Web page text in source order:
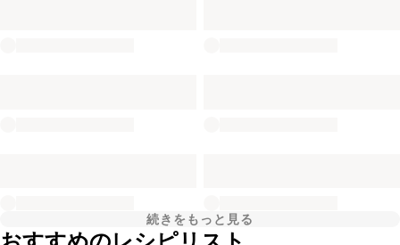
続きをもっと見る